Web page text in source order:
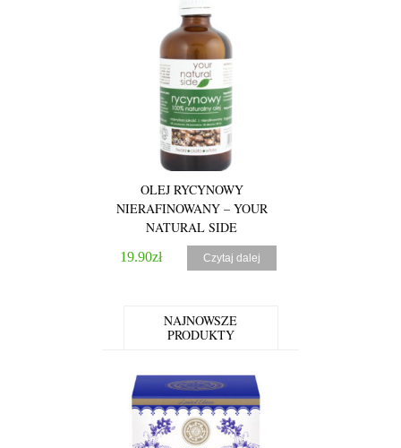
OLEJ RYCYNOWY
NIERAFINOWANY – YOUR
NATURAL SIDE
19.90zł Czytaj dalej
NAJNOWSZE
PRODUKTY
3.67